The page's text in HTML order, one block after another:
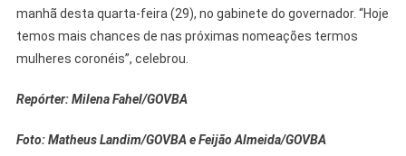
manhã desta quarta-feira (29), no gabinete do governador. “Hoje
temos mais chances de nas próximas nomeações termos
mulheres coronéis”, celebrou.
Repórter: Milena Fahel/GOVBA
Foto: Matheus Landim/GOVBA e Feijão Almeida/GOVBA